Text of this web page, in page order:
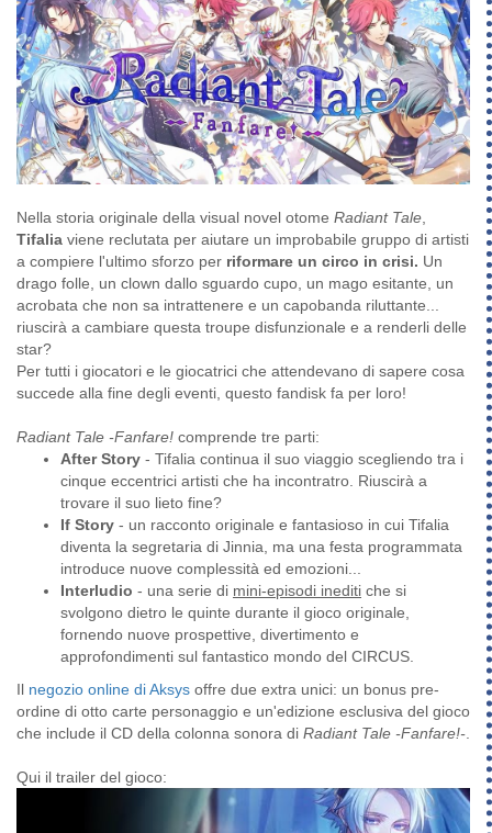
Nella storia originale della visual novel otome Radiant Tale,
Tifalia viene reclutata per aiutare un improbabile gruppo di artisti
a compiere l'ultimo sforzo per riformare un circo in crisi. Un
drago folle, un clown dallo sguardo cupo, un mago esitante, un
acrobata che non sa intrattenere e un capobanda riluttante...
riuscirà a cambiare questa troupe disfunzionale e a renderli delle
star?
Per tutti i giocatori e le giocatrici che attendevano di sapere cosa
succede alla fine degli eventi, questo fandisk fa per loro!
Radiant Tale -Fanfare! comprende tre parti:
After Story - Tifalia continua il suo viaggio scegliendo tra i
cinque eccentrici artisti che ha incontratro. Riuscirà a
trovare il suo lieto fine?
If Story - un racconto originale e fantasioso in cui Tifalia
diventa la segretaria di Jinnia, ma una festa programmata
introduce nuove complessità ed emozioni...
Interludio - una serie di mini-episodi inediti che si
svolgono dietro le quinte durante il gioco originale,
fornendo nuove prospettive, divertimento e
approfondimenti sul fantastico mondo del CIRCUS.
Il negozio online di Aksys offre due extra unici: un bonus pre-
ordine di otto carte personaggio e un'edizione esclusiva del gioco
che include il CD della colonna sonora di Radiant Tale -Fanfare!-.
Qui il trailer del gioco: